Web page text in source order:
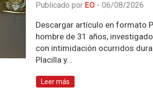
Publicado por EO - 06/08/2026
Descargar artículo en formato
hombre de 31 años,
con intimidación ocurridos
Placilla y…
Leer más